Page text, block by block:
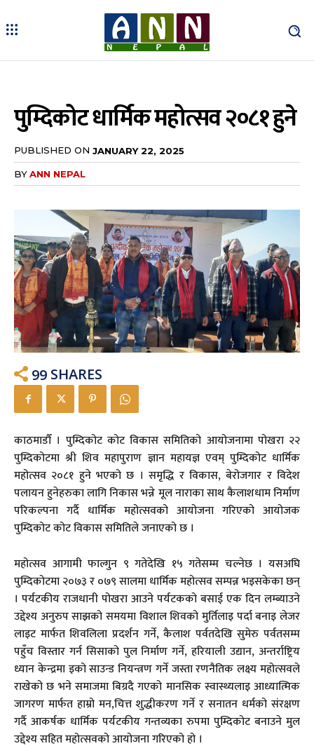
पुम्दिकोट धार्मिक महोत्सव २०८१ हुने
PUBLISHED ON JANUARY 22, 2025
BYANN NEPAL
99 SHARES
काठमाडौँ । पुम्दिकोट कोट विकास समितिको आयोजनामा पोखरा २२
पुम्दिकोटमा श्री शिव महापुराण ज्ञान महायज्ञ एवम् पुम्दिकोट धार्मिक
महोत्सव २०८१ हुने भएको छ । समृद्धि र विकास, बेरोजगार र विदेश
पलायन हुनेहरुका लागि निकास भन्ने मूल नाराका साथ कैलाशधाम निर्माण
परिकल्पना गर्दै धार्मिक महोत्सवको आयोजना गरिएको आयोजक
पुम्दिकोट कोट विकास समितिले जनाएको छ ।
महोत्सव आगामी फाल्गुन ९ गतेदेखि १५ गतेसम्म चल्नेछ । यसअघि
पुम्दिकोटमा २०७३ र ०७९ सालमा धार्मिक महोत्सव सम्पन्न भइसकेका छन्
। पर्यटकीय राजधानी पोखरा आउने पर्यटकको बसाई एक दिन लम्ब्याउने
उद्देश्य अनुरुप साझको समयमा विशाल शिवको मुर्तिलाइ पर्दा बनाइ लेजर
लाइट मार्फत शिवलिला प्रदर्शन गर्ने, कैलाश पर्वतदेखि सुमेरु पर्वतसम्म
पहुँच विस्तार गर्न सिसाको पुल निर्माण गर्ने, हरियाली उद्यान, अन्तर्राष्ट्रिय
ध्यान केन्द्रमा इको साउन्ड नियन्त्रण गर्ने जस्ता रणनैतिक लक्ष्य महोत्सवले
राखेको छ भने समाजमा बिग्रदै गएको मानसिक स्वास्थ्यलाइ आध्यात्मिक
जागरण मार्फत हाम्रो मन,चित्त शुद्धीकरण गर्ने र सनातन धर्मको संरक्षण
गर्दै आकर्षक धार्मिक पर्यटकीय गन्तव्यका रुपमा पुम्दिकोट बनाउने मुल
उद्देश्य सहित महोत्सवको आयोजना गरिएको हो ।